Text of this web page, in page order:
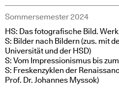
Sommersemester 2024
HS: Das fotografische Bild.
S: Bilder nach Bildern (zus. mit
Universität und der HSD)
S: Vom Impressionismus bis
S: Freskenzyklen der
Prof. Dr. Johannes Myssok)